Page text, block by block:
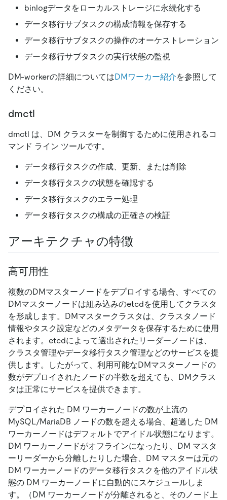
binlogデータをローカルストレージに永続化する
データ移行サブタスクの構成情報を保存する
データ移行サブタスクの操作のオーケストレーション
データ移行サブタスクの実行状態の監視
DM-workerの詳細についてはDMワーカー紹介を参照して
ください。
dmctl
dmctl は、DM クラスターを制御するために使用されるコ
マンド ライン ツールです。
データ移行タスクの作成、更新、または削除
データ移行タスクの状態を確認する
データ移行タスクのエラー処理
データ移行タスクの構成の正確さの検証
アーキテクチャの特徴
高可用性
複数のDMマスターノードをデプロイする場合、すべての
DMマスターノードは組み込みのetcdを使用してクラスタ
を形成します。DMマスタークラスタは、クラスタノード
情報やタスク設定などのメタデータを保存するために使用
されます。etcdによって選出されたリーダーノードは、
クラスタ管理やデータ移行タスク管理などのサービスを提
供します。したがって、利用可能なDMマスターノードの
数がデプロイされたノードの半数を超えても、DMクラス
タは正常にサービスを提供できます。
デプロイされた DM ワーカーノードの数が上流の
MySQL/MariaDB ノードの数を超える場合、超過した DM
ワーカーノードはデフォルトでアイドル状態になります。
DM ワーカーノードがオフラインになったり、DM マスタ
ーリーダーから分離したりした場合、DM マスターは元の
DM ワーカーノードのデータ移行タスクを他のアイドル状
態の DM ワーカーノードに自動的にスケジュールしま
す。（DM ワーカーノードが分離されると、そのノード上